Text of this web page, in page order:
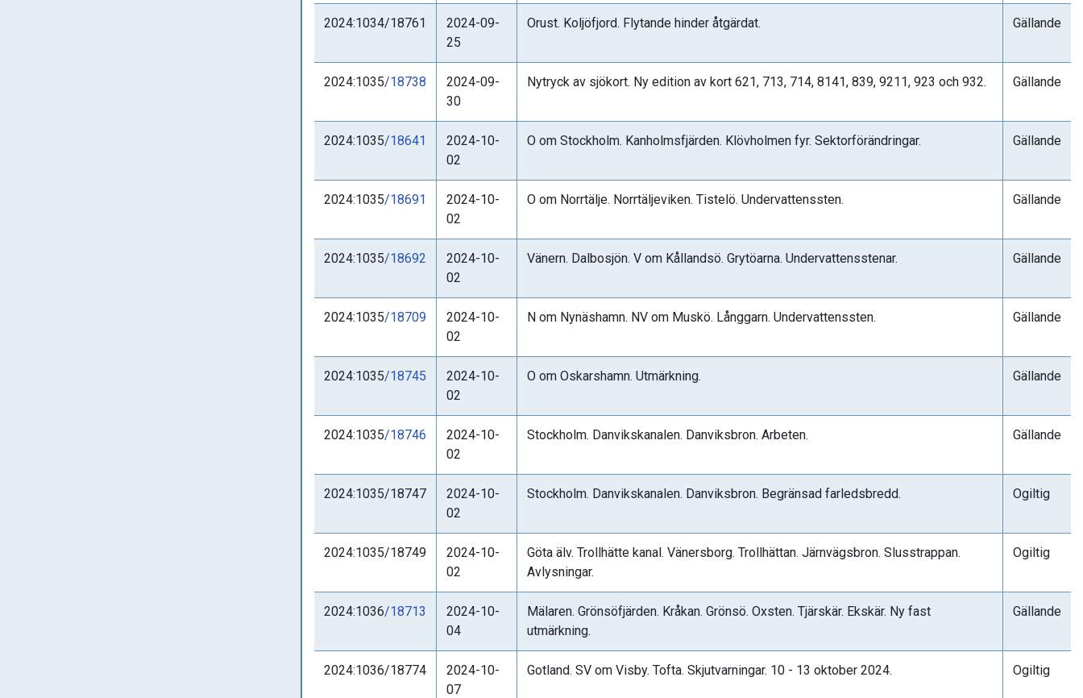
2024:1034/18761
2024-09-
25
Orust. Koljöfjord. Flytande hinder åtgärdat. Gällande
2024:1035/18738
2024-09-
30
Nytryck av sjökort. Ny edition av kort 621, 713, 714, 8141, 839, 9211, 923 och 932. Gällande
2024:1035/18641
2024-10-
02
O om Stockholm. Kanholmsfjärden. Klövholmen fyr. Sektorförändringar. Gällande
2024:1035/18691
2024-10-
02
O om Norrtälje. Norrtäljeviken. Tistelö. Undervattenssten. Gällande
2024:1035/18692
2024-10-
02
Vänern. Dalbosjön. V om Kållandsö. Grytöarna. Undervattensstenar. Gällande
2024:1035/18709
2024-10-
02
N om Nynäshamn. NV om Muskö. Långgarn. Undervattenssten. Gällande
2024:1035/18745
2024-10-
02
O om Oskarshamn. Utmärkning. Gällande
2024:1035/18746
2024-10-
02
Stockholm. Danvikskanalen. Danviksbron. Arbeten. Gällande
2024:1035/18747
2024-10-
02
Stockholm. Danvikskanalen. Danviksbron. Begränsad farledsbredd. Ogiltig
2024:1035/18749
2024-10-
02
Göta älv. Trollhätte kanal. Vänersborg. Trollhättan. Järnvägsbron. Slusstrappan.
Avlysningar.
Ogiltig
2024:1036/18713
2024-10-
04
Mälaren. Grönsöfjärden. Kråkan. Grönsö. Oxsten. Tjärskär. Ekskär. Ny fast
utmärkning.
Gällande
2024:1036/18774
2024-10-
07
Gotland. SV om Visby. Tofta. Skjutvarningar. 10 - 13 oktober 2024. Ogiltig